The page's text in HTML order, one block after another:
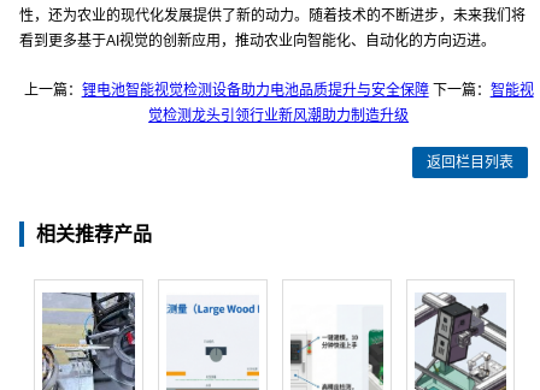
性，还为农业的现代化发展提供了新的动力。随着技术的不断进步，未来我们将
看到更多基于AI视觉的创新应用，推动农业向智能化、自动化的方向迈进。
上一篇： 锂电池智能视觉检测设备助力电池品质提升与安全保障下一篇： 智能视
觉检测龙头引领行业新风潮助力制造升级
返回栏目列表
相关推荐产品